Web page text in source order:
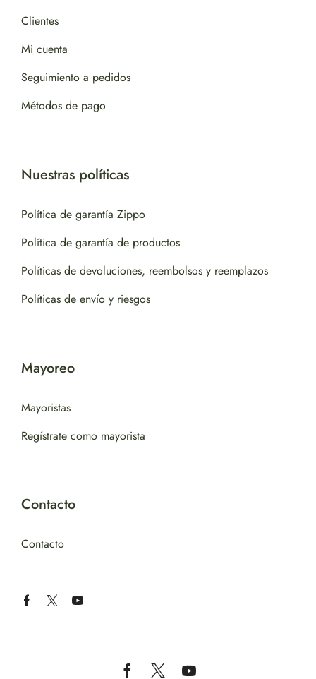
Clientes
Mi cuenta
Seguimiento a pedidos
Métodos de pago
Nuestras políticas
Política de garantía Zippo
Política de garantía de productos
Políticas de devoluciones, reembolsos y reemplazos
Políticas de envío y riesgos
Mayoreo
Mayoristas
Regístrate como mayorista
Contacto
Contacto